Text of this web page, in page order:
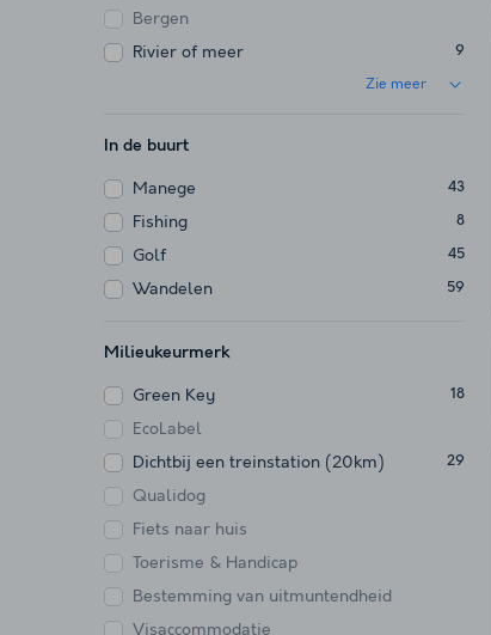
Bergen
Rivier of meer
9
Zie meer
In de buurt
Manege 43
Fishing 8
Golf 45
Wandelen 59
Milieukeurmerk
Green Key 18
EcoLabel
Dichtbij een treinstation (20km)
29
Qualidog
Fiets naar huis
Toerisme & Handicap
Bestemming van uitmuntendheid
Visaccommodatie